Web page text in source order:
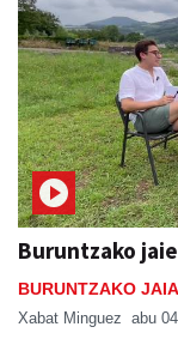
Buruntzako
BURUNTZAKO
Xabat Minguez abu 04